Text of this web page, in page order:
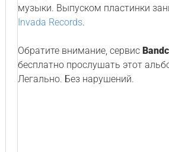
музыки. Выпуском пластинки
Invada Records.
Обратите внимание, сервис
бесплатно прослушать этот
Легально. Без нарушений.